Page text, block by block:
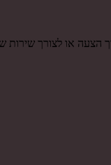
הצעה או לצורך